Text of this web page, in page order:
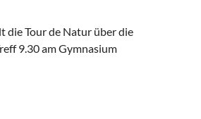
die Tour de Natur über die
9.30 am Gymnasium